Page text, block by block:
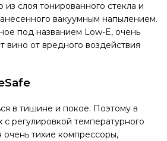
слоя тонированного стекла и
вакуумным напылением.
под названием Low-E, очень
вино от вредного воздействия
в тишине и покое. Поэтому в
регулировкой температурного
тихие компрессоры,